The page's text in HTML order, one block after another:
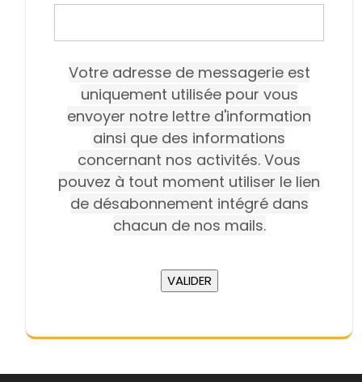
Votre adresse de messagerie est
uniquement utilisée pour vous
envoyer notre lettre d'information
ainsi que des informations
concernant nos activités. Vous
pouvez à tout moment utiliser le lien
de désabonnement intégré dans
chacun de nos mails.